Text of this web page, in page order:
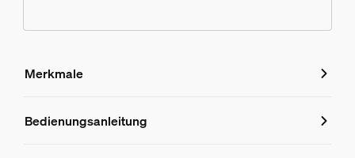
Merkmale
Merkmale
Bedienungsanleitung